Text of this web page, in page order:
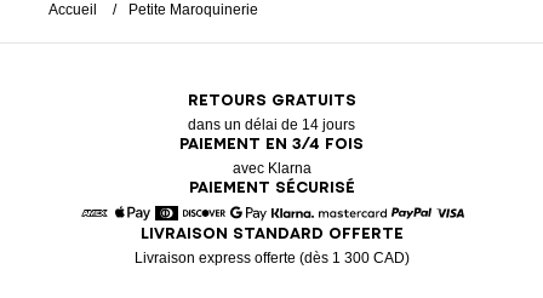
Accueil Petite Maroquinerie
RETOURS GRATUITS
dans un délai de 14 jours
PAIEMENT EN 3/4 FOIS
avec Klarna
PAIEMENT SÉCURISÉ
American Express
Apple Pay
DinersDiscoverGoogle Pay
Klarna Mastercard
LIVRAISON STANDARD OFFERTE
Livraison express offerte (dès 1 300 CAD)